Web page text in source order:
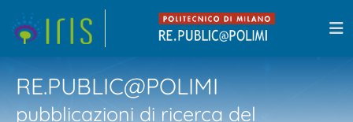
RE.PUBLIC@POLIMI
pubblicazioni di ricerca del